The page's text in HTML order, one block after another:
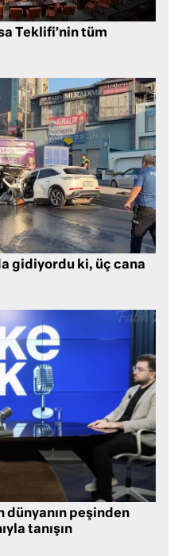
Teklifi’nin tüm
gidiyordu ki, üç cana
dünyanın peşinden
tanışın